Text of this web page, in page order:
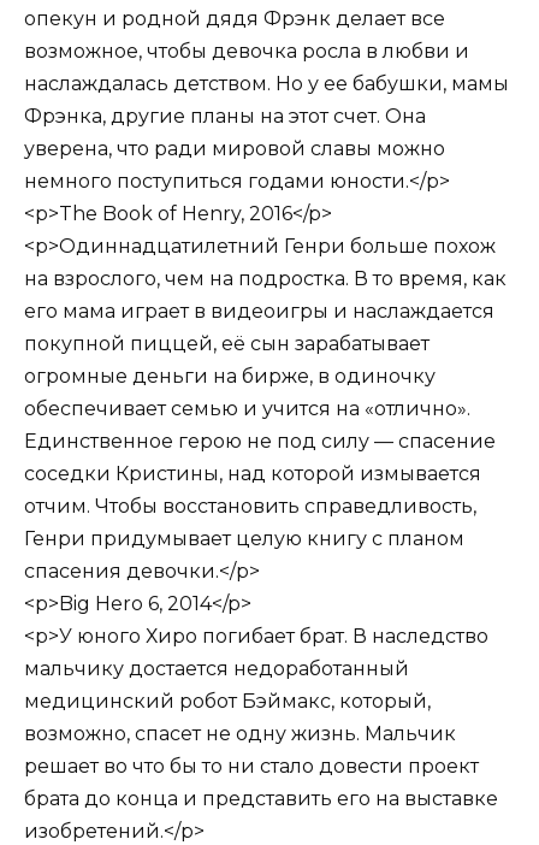
опекун и родной дядя Фрэнк делает все
возможное, чтобы девочка росла в любви и
наслаждалась детством. Но у ее бабушки, мамы
Фрэнка, другие планы на этот счет. Она
уверена, что ради мировой славы можно
немного поступиться годами юности.</p>
<p>The Book of Henry, 2016</p>
<p>Одиннадцатилетний Генри больше похож
на взрослого, чем на подростка. В то время, как
его мама играет в видеоигры и наслаждается
покупной пиццей, её сын зарабатывает
огромные деньги на бирже, в одиночку
обеспечивает семью и учится на «отлично».
Единственное герою не под силу — спасение
соседки Кристины, над которой измывается
отчим. Чтобы восстановить справедливость,
Генри придумывает целую книгу с планом
спасения девочки.</p>
<p>Big Hero 6, 2014</p>
<p>У юного Хиро погибает брат. В наследство
мальчику достается недоработанный
медицинский робот Бэймакс, который,
возможно, спасет не одну жизнь. Мальчик
решает во что бы то ни стало довести проект
брата до конца и представить его на выставке
изобретений.</p>